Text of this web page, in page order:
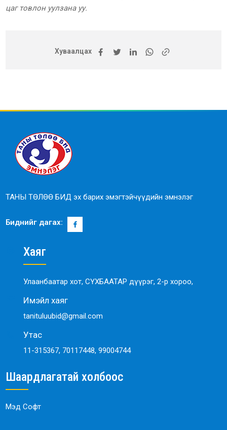
цаг товлон уулзана уу.
Хуваалцах
ТАНЫ ТӨЛӨӨ БИД эх барих эмэгтэйчүүдийн эмнэлэг
Биднийг дагах:
Хаяг
Улаанбаатар хот, СҮХБААТАР дүүрэг, 2-р хороо,
Имэйл хаяг
tanituluubid@gmail.com
Утас
11-315367, 70117448, 99004744
Шаардлагатай холбоос
Мэд Софт